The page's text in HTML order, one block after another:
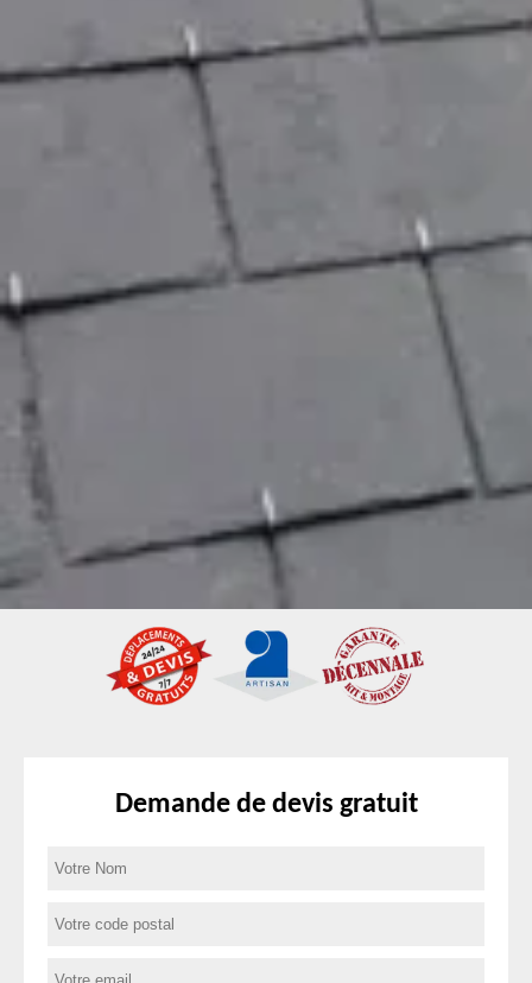
Demande de devis gratuit